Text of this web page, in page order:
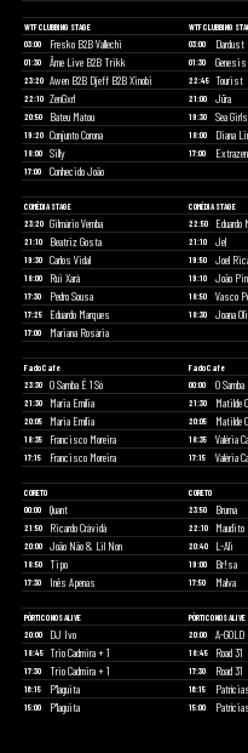
WTF CLUBBING STAGE WTF CLUBBING
03:00
Fresko B2B Vallechi 03:00 Dardust
01:30 Âme Live B2B Trikk 01:30
23:20 Awen B2B Djeff B2B Xinobi 22:45 Tourist
22:10 ZenGxrl 21:00 Jüra
20:50 Bateu Matou 19:30 Sea Girls
19:20 Conjunto Corona 18:00 Diana
18:00 Silly 17:00 Extrazen
17:00 Conhecido João
COMÉDIA STAGE COMÉDIA STAGE
23:20
Gilmário Vemba 22:50 Eduardo
21:10 Beatriz Gosta 21:10 Jel
19:30 Carlos Vidal 19:50 Joel
18:00 Rui Xará 19:10 João
17:30 Pedro Sousa 18:50 Vasco
17:25 Eduardo Marques 18:30 Joana
17:00 Mariana Rosária
Fado Cafe Fado Cafe
23:30
O Samba É 1 Só 00:00 O Samba
21:30 Maria Emília 21:30 Matilde
20:05 Maria Emília 20:05 Matilde
18:35 Francisco Moreira 18:35 Valéria
17:15 Francisco Moreira 17:15 Valéria
CORETO CORETO
00:00
Quant 23:50 Bruma
21:50 Ricardo Crávidá 22:10 Maudito
20:00 João Não & Lil Non 20:40 L-Ali
18:50 Tipo 19:00 Br!sa
17:30 Inês Apenas 17:50 Malva
PÓRTICO NOS ALIVE PÓRTICO NOS ALIVE
20:00
DJ Ivo 20:00 A-GOLD
18:45 Trio Cadmira + 1 18:45 Road 31
17:30 Trio Cadmira + 1 17:30 Road 31
16:15 P'laguita 16:15
15:00 P'laguita 15:00